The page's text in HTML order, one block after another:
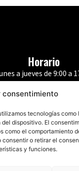
consentimiento
tecnologías como
dispositivo. El
como el comportamiento
o retirar el
y funciones.
Horario
a jueves de 9:00 a
Viernes de 9:00 a 14:00